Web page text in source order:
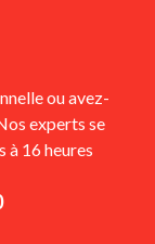
ou avez-
experts se
à 16 heures